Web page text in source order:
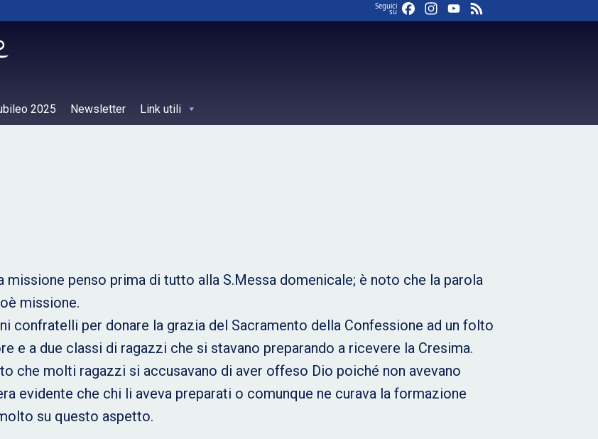
Seguici
su FacebookInstagram
YouTube
2025 Newsletter Link utili
missione penso prima di tutto alla S.Messa domenicale; è noto che la parola
missione.
confratelli per donare la grazia del Sacramento della Confessione ad un folto
e a due classi di ragazzi che si stavano preparando a ricevere la Cresima.
che molti ragazzi si accusavano di aver offeso Dio poiché non avevano
evidente che chi li aveva preparati o comunque ne curava la formazione
su questo aspetto.